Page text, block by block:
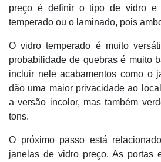
preço é definir o tipo de vidro
temperado ou o laminado, pois
O vidro temperado é muito
probabilidade de quebras é muito
incluir nele acabamentos como o
dão uma maior privacidade ao
a versão incolor, mas também
tons.
O próximo passo está
janelas de vidro preço. As portas